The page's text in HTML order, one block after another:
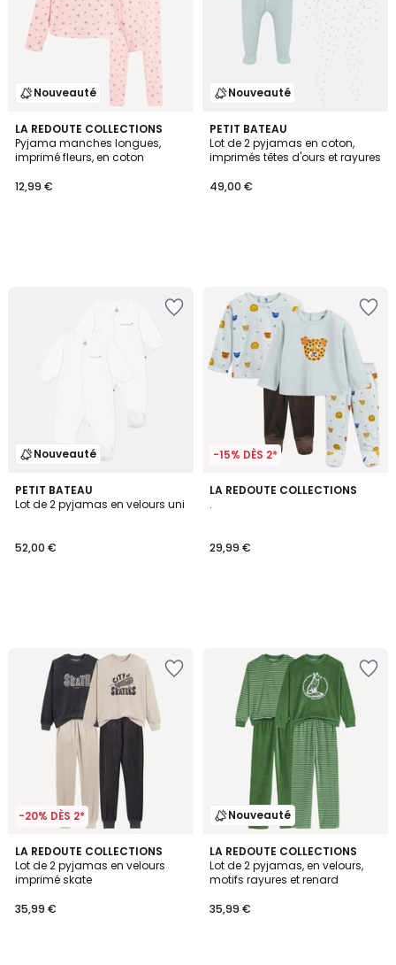
Nouveauté
LA REDOUTE COLLECTIONS
Pyjama manches longues,
imprimé fleurs, en coton
12,99 €
Nouveauté
PETIT BATEAU
Lot de 2 pyjamas en coton,
imprimés têtes d'ours et rayures
49,00 €
Nouveauté
PETIT BATEAU
Lot de 2 pyjamas en velours uni
52,00 €
-15% DÈS 2*
LA REDOUTE COLLECTIONS
.
29,99 €
-20% DÈS 2*
LA REDOUTE COLLECTIONS
Lot de 2 pyjamas en velours
imprimé skate
35,99 €
Nouveauté
LA REDOUTE COLLECTIONS
Lot de 2 pyjamas, en velours,
motifs rayures et renard
35,99 €